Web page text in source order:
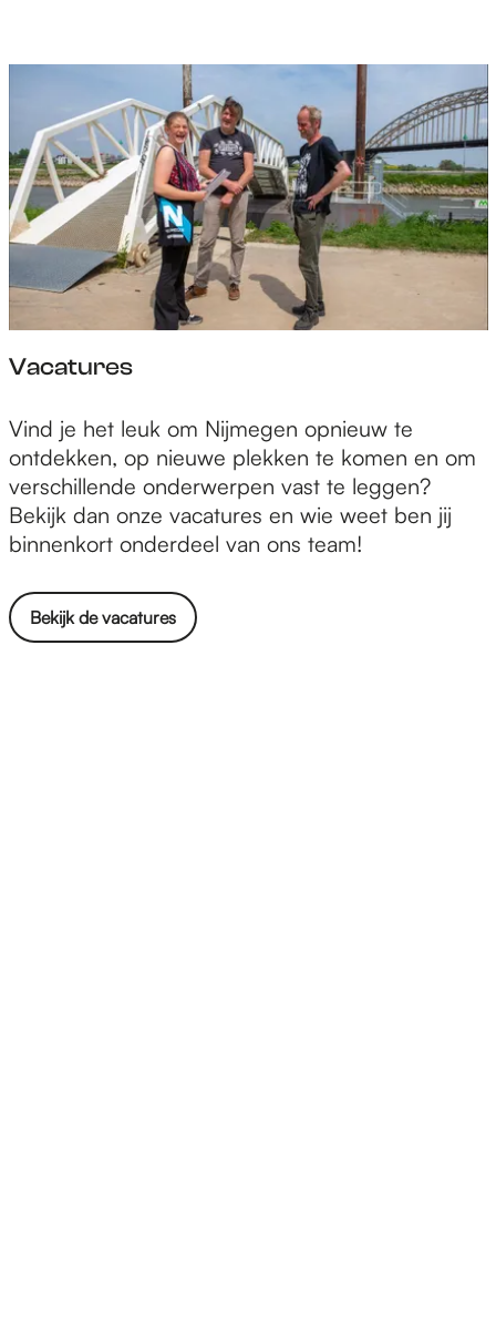
Vacatures
V
a
c
a
t
r
e
Vind je het leuk om Nijmegen opnieuw te
ontdekken, op nieuwe plekken te komen en om
verschillende onderwerpen vast te leggen?
Bekijk dan onze vacatures en wie weet ben jij
binnenkort onderdeel van ons team!
Bekijk de vacatures